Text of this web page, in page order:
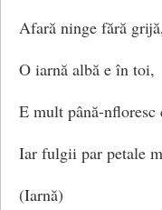
Soarele pe cer
Se opreşte-n loc
De atâta frumuseţe
Şi zăpada s-a topit.
Afară ninge fără grijă,
O iarnă albă e în toi,
E mult până-nfloresc
Iar fulgii par petale
(Iarnă)